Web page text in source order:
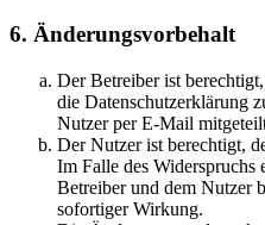
6. Änderungsvorbehalt
Der Betreiber ist
die Datenschutzerklärung
Nutzer per E-Mail
Der Nutzer ist berechtigt,
Im Falle des Widerspruchs
Betreiber und dem Nutzer
sofortiger Wirkung.